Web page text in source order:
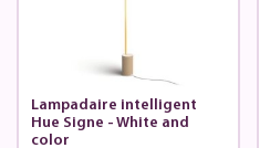
Lampadaire intelligent
Hue Signe - White and
color